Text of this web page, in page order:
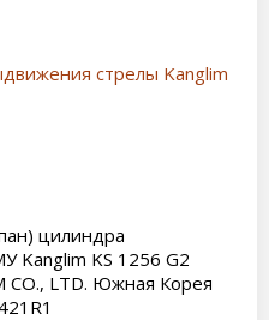
цилиндра
Kanglim KS 1256 G2
CO., LTD. Южная Корея